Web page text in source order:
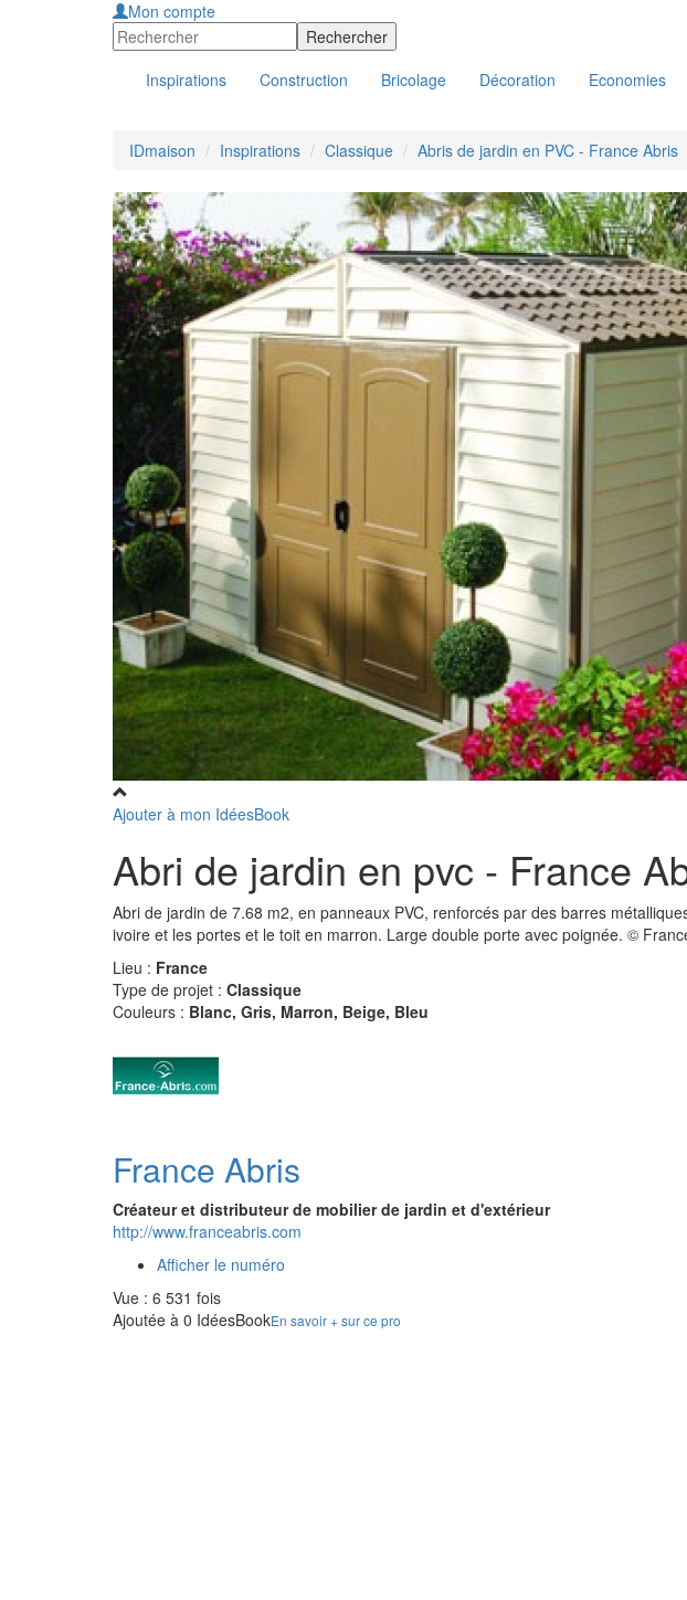
Mon compte
Inspirations Construction Bricolage Décoration Economies
IDmaison Inspirations Classique Abris de jardin en PVC - France Abris
Ajouter à mon IdéesBook
Abri de jardin en pvc - France
Abri de jardin de 7.68 m2, en panneaux PVC, renforcés par des barres
ivoire et les portes et le toit en marron. Large double porte avec poignée. ©
Lieu : France
Type de projet : Classique
Couleurs : Blanc, Gris, Marron, Beige, Bleu
France Abris
Créateur et distributeur de mobilier de jardin et d'extérieur
http://www.franceabris.com
Afficher le numéro
Vue : 6 531 fois
Ajoutée à 0 IdéesBookEn savoir + sur ce pro